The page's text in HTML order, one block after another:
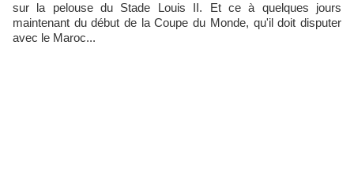
sur la pelouse du Stade Louis II. Et ce à quelques jours
maintenant du début de la Coupe du Monde, qu'il doit disputer
avec le Maroc...